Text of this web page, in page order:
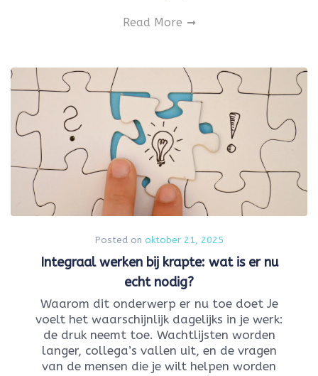
Read More
Posted on oktober 21, 2025
Integraal werken bij krapte: wat is er nu
echt nodig?
Waarom dit onderwerp er nu toe doet Je
voelt het waarschijnlijk dagelijks in je werk:
de druk neemt toe. Wachtlijsten worden
langer, collega’s vallen uit, en de vragen
van de mensen die je wilt helpen worden